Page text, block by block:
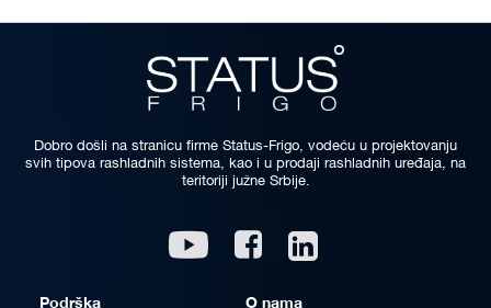
Dobro došli na stranicu firme Status-Frigo, vodeću u projektovanju
svih tipova rashladnih sistema, kao i u prodaji rashladnih uređaja, na
teritoriji južne Srbije.
Youtube Facebook
Podrška O nama